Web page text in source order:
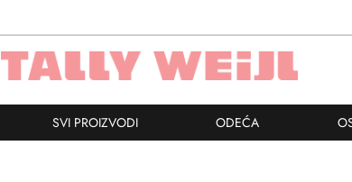
SVI PROIZVODI ODEĆA